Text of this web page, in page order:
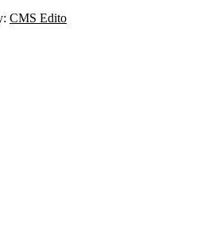
CMS Edito